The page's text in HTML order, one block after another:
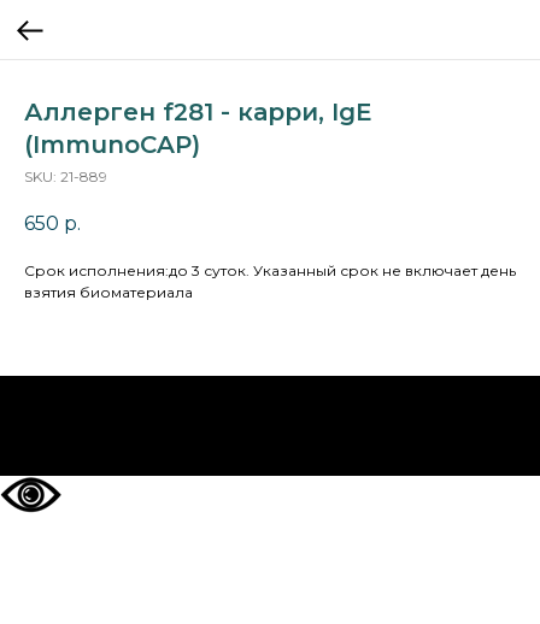
Аллерген f281 - карри, IgE
(ImmunoCAP)
SKU: 21-889
650 р.
Cрок исполнения:до 3 суток. Указанный срок не включает день
взятия биоматериала